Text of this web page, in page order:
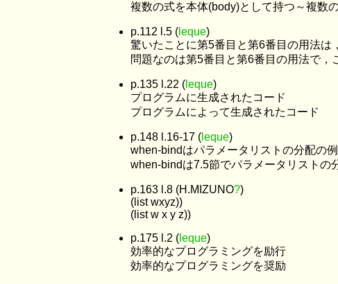
複数の式を本体(body)として持つ～複数
p.112 l.5 ( leque)
驚いたことに第5番目と第6番目の用法は
問題なのは第5番目と第6番目の用法で，
p.135 l.22 ( leque)
プログラムに生成されたコード
プログラムによって生成されたコード
p.148 l.16-17 ( leque)
when-bindはパラメータリストの分配の
when-bindは7.5節でパラメータリストの
p.163 l.8 (H.MIZUNO?)
(list wxyz))
(list w x y z))
p.175 l.2 ( leque)
効率的なプログラミングを励行
効率的なプログラミングを奨励